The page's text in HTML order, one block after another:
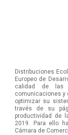
Distribuciones
Europeo de
calidad de las
comunicaciones y
optimizar su
través de su
productividad de
2019. Para ello
Cámara de